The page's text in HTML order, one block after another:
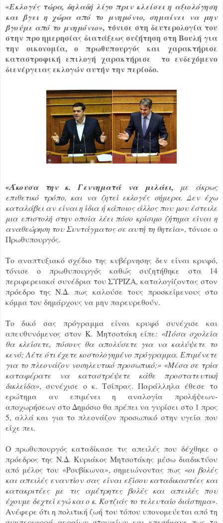
«Εκλογές τώρα, δηλαδή λίγο πριν κλείσει η αξιολόγηση
και βγει η χώρα από το μνημόνιο, σημαίνει να μην
βγούμε από το μνημόνιο», τόνισε στη δευτερολογία του
στην προ ημερησίας διατάξεως συζήτηση στη Βουλή για
την οικονομία, ο πρωθυπουργός και χαρακτήρισε
καταστροφική επιλογή χαρακτήρισε το ενδεχόμενο
διενέργειας εκλογών αυτήν την περίοδο.
«Άκουσα την κ. Γεννηματά να μιλάει, με άκρως
επιθετικό τρόπο, και να ζητεί εκλογές σήμερα. Δεν έχω
καταλάβει αν είναι η ίδια ή κάποιος άλλος που μου έστειλε
μια επιστολή στην οποία λέει πόσο κρίσιμο ζήτημα είναι η
αναθεώρηση του Συντάγματος σε αυτή τη θητεία», τόνισε ο
Πρωθυπουργός.
Το αναπτυξιακό σχέδιο της κυβέρνησης δεν είναι κρυφό,
τόνισε ο πρωθυπουργός καθώς συζητήθηκε στα 14
περιφερειακά συνέδρια του ΣΥΡΙΖΑ, καταλογίζοντας στον
πρόεδρο της Ν.Δ. πως καλούσε τους προσκείμενους στο
κόμμα του δημάρχους να μην παρευρεθούν.
Το δικό σας πρόγραμμα είναι κρυφό συνέχισε και
απευθυνόμενος στον Κ. Μητσοτάκη είπε: «Πόσα σχολεία
θα κλείσετε, πόσους θα απολύσετε για να καλύψετε το
κενό; Λέτε ότι έχετε κοστολογημένο πρόγραμμα. Επιμένετε
για το πλεονάζον νοσηλευτικό προσωπικό;» «Μέσα σε τρία
καταφέρατε να καταστρέψετε κάθε προστατευτική
δικλείδα», συνέχισε ο κ. Τσίπρας. Παράλληλα έθεσε το
ερώτημα αν επιμένει η αναλογία προλήψεων-
αποχωρήσεων στο Δημόσιο θα πρέπει να γυρίσει στο 1 προς
5, αλλά και για το πλεονάζον προσωπικό στην υγεία που
είχε πει.
Ο πρωθυπουργός καταδίκασε τις απειλές που δέχθηκε ο
πρόεδρος της Ν.Δ. Κυριάκος Μητσοτάκης μέσω διαδικτύου
από μέλος του «Ρουβίκωνα», σημειώνοντας πως «οι βολές
και απειλές εναντίον σας είναι εξίσου καταδικαστέες και
κατακριτέες με τις αμέτρητες βολές και απειλές που
έχουμε δεχτεί εγώ και ο κ. Κοτζιάς το τελευταίο διάστημα».
Ανέφερε ότι η πολιτική ζωή του τόπου υπονομεύεται από τη